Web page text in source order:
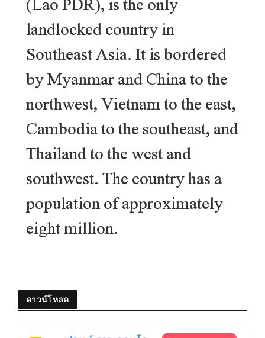
landlocked country in
Southeast Asia. It is bordered
by Myanmar and China to the
northwest, Vietnam to the east,
Cambodia to the southeast, and
Thailand to the west and
southwest. The country has a
population of approximately
eight million.
ดาวน์โหลด